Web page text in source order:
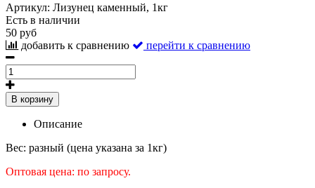
Артикул: Лизунец каменный, 1кг
Есть в наличии
50 руб
добавить к сравнению
перейти к сравнению
В корзину
Описание
Вес: разный (цена указана за 1кг)
Оптовая цена: по запросу.